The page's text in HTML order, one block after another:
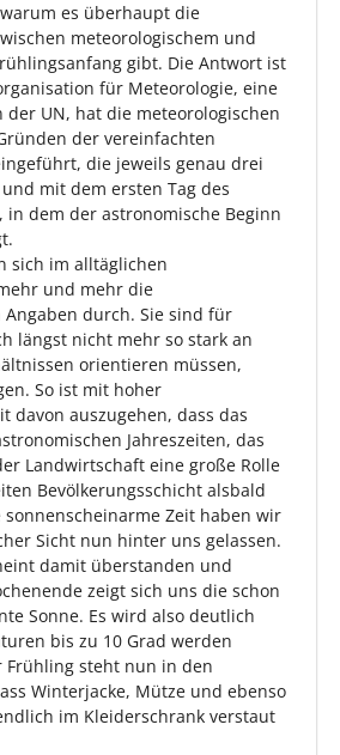
es überhaupt die
meteorologischem und
gibt. Die Antwort ist
für Meteorologie, eine
der UN, hat die meteorologischen
der vereinfachten
die jeweils genau drei
mit dem ersten Tag des
in dem der astronomische Beginn
sich im alltäglichen
und mehr die
Angaben durch. Sie sind für
längst nicht mehr so stark an
orientieren müssen,
So ist mit hoher
davon auszugehen, dass das
Jahreszeiten, das
Landwirtschaft eine große Rolle
Bevölkerungsschicht alsbald
Zeit haben wir
Sicht nun hinter uns gelassen.
damit überstanden und
zeigt sich uns die schon
Sonne. Es wird also deutlich
bis zu 10 Grad werden
Frühling steht nun in den
Winterjacke, Mütze und ebenso
im Kleiderschrank verstaut